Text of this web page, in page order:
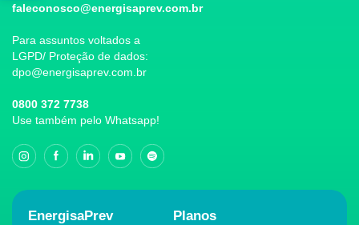
faleconosco@energisaprev.com.br
Para assuntos voltados a
LGPD/ Proteção de dados:
dpo@energisaprev.com.br
0800 372 7738
Use também pelo Whatsapp!
EnergisaPrev Planos